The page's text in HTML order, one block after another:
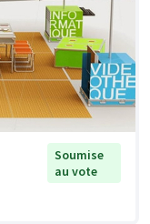
Soumise
au vote